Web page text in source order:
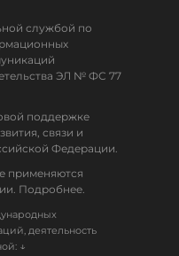
службой по
ЭЛ № ФС 77
поддержке
связи и
Федерации.
применяются
Подробнее.
деятельность
↓